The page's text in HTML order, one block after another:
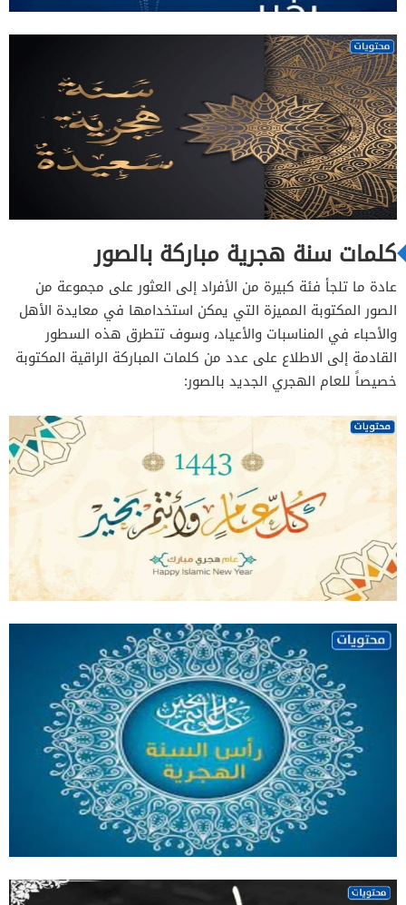
كلمات سنة هجرية مباركة بالصور
عادة ما تلجأ فئة كبيرة من الأفراد إلى العثور على مجموعة من
الصور المكتوبة المميزة التي يمكن استخدامها في معايدة الأهل
والأحباء في المناسبات والأعياد، وسوف تتطرق هذه السطور
القادمة إلى الاطلاع على عدد من كلمات المباركة الراقية المكتوبة
خصيصاً للعام الهجري الجديد بالصور: